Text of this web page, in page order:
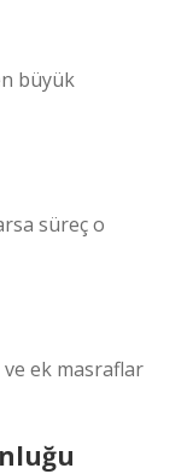
büyük
süreç o
ek masraflar